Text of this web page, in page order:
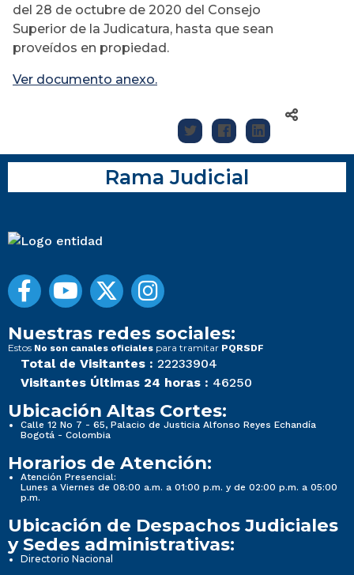
del 28 de octubre de 2020 del Consejo
Superior de la Judicatura, hasta que sean
proveídos en propiedad.
Ver documento anexo.
Rama Judicial
Nuestras redes sociales:
Estos No son canales oficiales para tramitar PQRSDF
Total de Visitantes : 22233904
Visitantes Últimas 24 horas : 46250
Ubicación Altas Cortes:
Calle 12 No 7 - 65, Palacio de Justicia Alfonso Reyes Echandía
Bogotá - Colombia
Horarios de Atención:
Atención Presencial:
Lunes a Viernes de 08:00 a.m. a 01:00 p.m. y de 02:00 p.m. a 05:00
p.m.
Ubicación de Despachos Judiciales
y Sedes administrativas:
Directorio Nacional